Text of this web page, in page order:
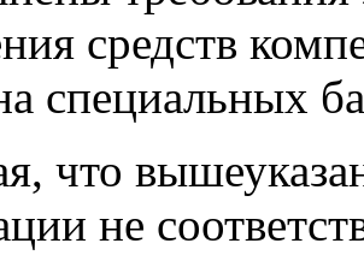
средств
специальных
что
не